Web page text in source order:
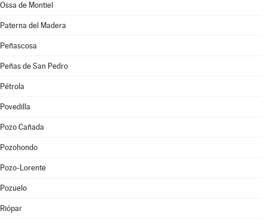
Ossa de Montiel
Paterna del Madera
Peñascosa
Peñas de San Pedro
Pétrola
Povedilla
Pozo Cañada
Pozohondo
Pozo-Lorente
Pozuelo
Riópar